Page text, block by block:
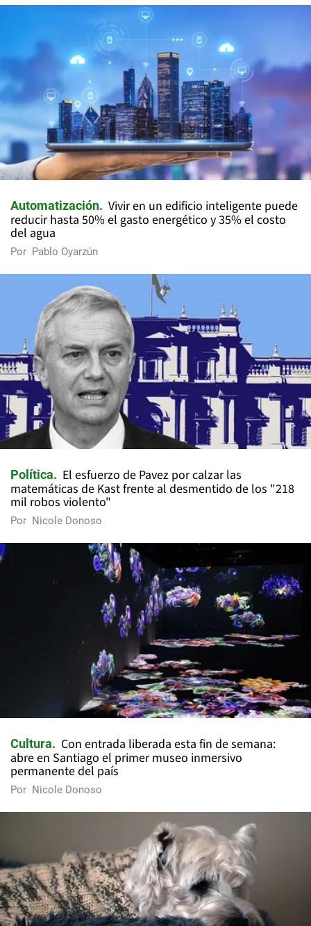
Automatización
Vivir en un edificio inteligente puede
reducir hasta 50% el gasto energético y 35% el costo
del agua
Por Pablo Oyarzún
Política
El esfuerzo de Pavez por calzar las
matemáticas de Kast frente al desmentido de los "218
mil robos violento"
Por Nicole Donoso
Cultura
Con entrada liberada esta fin de semana:
abre en Santiago el primer museo inmersivo
permanente del país
Por Nicole Donoso